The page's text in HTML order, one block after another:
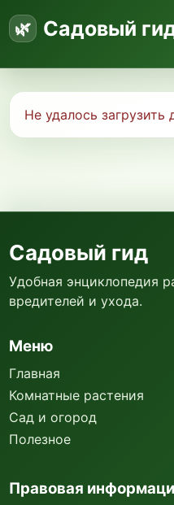
Садовый
Не удалось загрузить
Садовый гид
Удобная энциклопедия
вредителей и ухода.
Меню
Главная
Комнатные растения
Сад и огород
Полезное
Правовая